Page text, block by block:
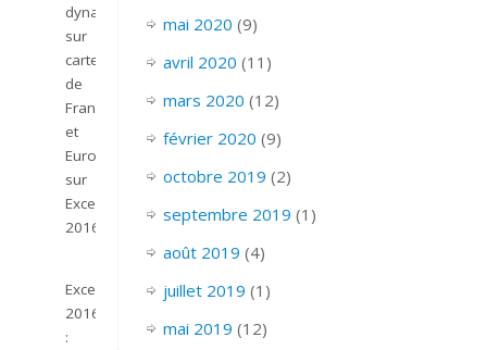
dynamique
sur
carte
de
France
et
Europe
sur
Excel
2016.
Excel
2016
:
mai 2020 (9)
avril 2020 (11)
mars 2020 (12)
février 2020 (9)
octobre 2019 (2)
septembre 2019 (1)
août 2019 (4)
juillet 2019 (1)
mai 2019 (12)